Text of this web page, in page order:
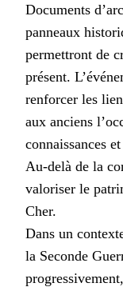
Documents
panneaux
permettront de
présent.
renforcer les
aux anciens
connaissances
Au-delà de la
valoriser le
Cher.
Dans un
la Seconde